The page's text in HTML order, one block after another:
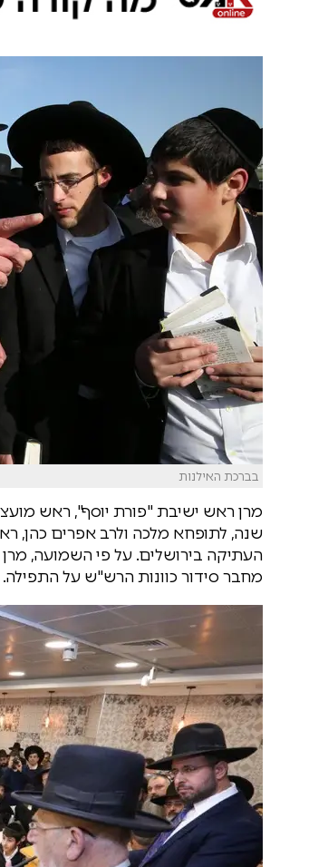
בברכת האילנות
מרן ראש ישיבת "פורת יוסף", ראש
שנה, לתופחא מלכה ולרב אפרים כהן,
העתיקה בירושלים. על פי השמועה,
מחבר סידור כוונות הרש"ש על התפילה.